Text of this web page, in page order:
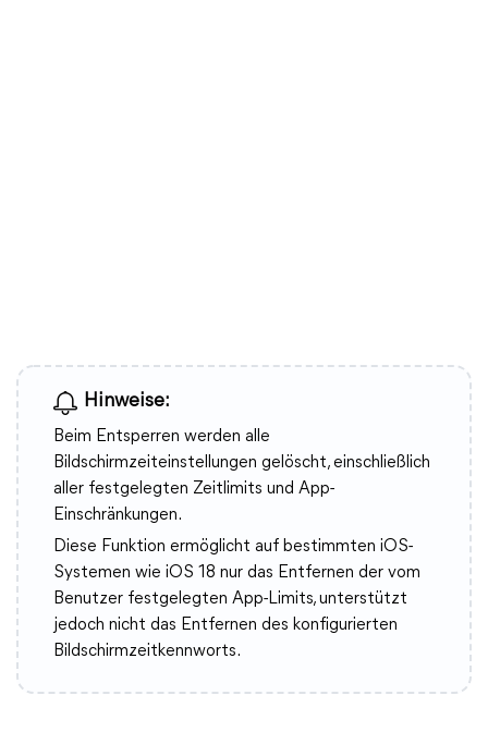
Hinweise:
Beim Entsperren werden alle
Bildschirmzeiteinstellungen gelöscht, einschließlich
aller festgelegten Zeitlimits und App-
Einschränkungen.
Diese Funktion ermöglicht auf bestimmten iOS-
Systemen wie iOS 18 nur das Entfernen der vom
Benutzer festgelegten App-Limits, unterstützt
jedoch nicht das Entfernen des konfigurierten
Bildschirmzeitkennworts.